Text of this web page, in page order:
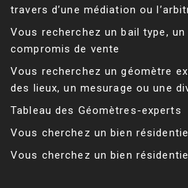
travers d’une médiation ou
Vous recherchez un bail type,
compromis de vente
Vous recherchez un géomètre
des lieux, un mesurage ou une
Tableau des Géomètres-experts
Vous cherchez un bien
Vous cherchez un bien